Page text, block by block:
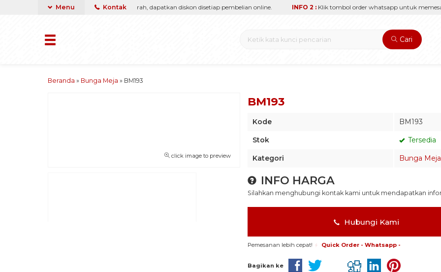
kami pasti berikan yang terbaik & termurah, dapatkan diskon disetiap pembelian online. INFO 2 : Klik tombol order whatsapp untuk memesan
Menu Kontak
Cari
Beranda » Bunga Meja » BM193
click image to preview
BM193
Kode BM193
Stok Tersedia
Kategori Bunga Meja
INFO HARGA
Silahkan menghubungi kontak kami untuk mendapatkan
Hubungi Kami
Pemesanan lebih cepat! Quick Order - Whatsapp -
Bagikan ke